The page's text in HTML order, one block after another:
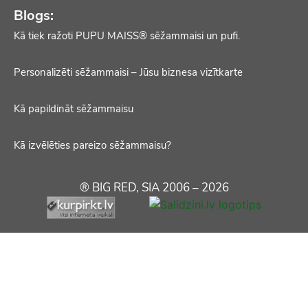
Blogs:
Kā tiek ražoti PUPU MAISS® sēžammaisi un pufi.
Personalizēti sēžammaisi – Jūsu biznesa vizītkarte
Kā papildināt sēžammaisu
Kā izvēlēties pareizo sēžammaisu?
® BIG RED, SIA 2006 – 2026